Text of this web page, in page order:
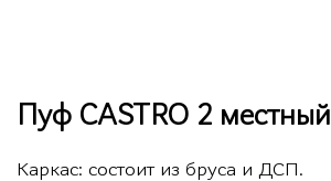
Пуф CASTRO 2 местный
Каркас: состоит из бруса и ДСП.